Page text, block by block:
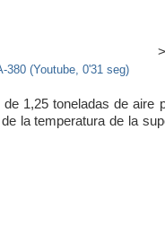
>
380 (Youtube, 0'31 seg)
1,25 toneladas de aire
la temperatura de la